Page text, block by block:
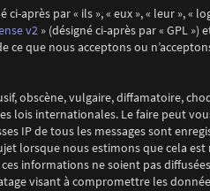
après par « ils », « eux », « leur »,
v2» (désigné ci-après par « GPL
ce que nous acceptons ou
obscène, vulgaire, diffamatoire,
lois internationales. Le faire peut
IP de tous les messages sont
lorsque nous estimons que cela
informations ne soient pas
visant à compromettre les